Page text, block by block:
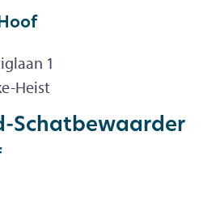
1
Heist
Schatbewaarder